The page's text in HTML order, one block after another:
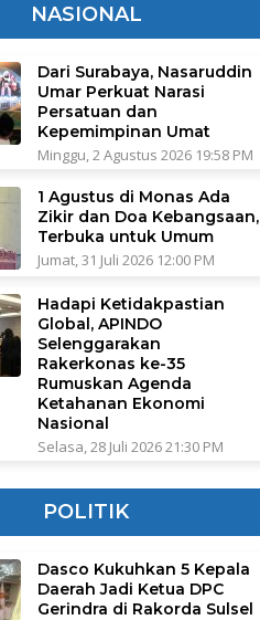
NASIONAL
Dari Surabaya, Nasaruddin
Umar Perkuat Narasi
Persatuan dan
Kepemimpinan Umat
Minggu, 2 Agustus 2026 19:58 PM
1 Agustus di Monas Ada
Zikir dan Doa Kebangsaan,
Terbuka untuk Umum
Jumat, 31 Juli 2026 12:00 PM
Hadapi Ketidakpastian
Global, APINDO
Selenggarakan
Rakerkonas ke-35
Rumuskan Agenda
Ketahanan Ekonomi
Nasional
Selasa, 28 Juli 2026 21:30 PM
POLITIK
Dasco Kukuhkan 5 Kepala
Daerah Jadi Ketua DPC
Gerindra di Rakorda Sulsel